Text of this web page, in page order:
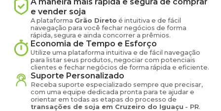
e vender soja
A plataforma Grão Direto é intuitiva e de fácil
navegação para você fechar negócios de forma
rápida, segura e ainda concorrer a prêmios.
Economia de Tempo e Esforço
Utilize uma plataforma intuitiva e de fácil navegação
para listar seus produtos, negociar com potenciais
clientes e fechar negócios de forma rápida e eficiente.
Suporte Personalizado
Receba suporte especializado sempre que precisar,
com uma equipe dedicada pronta para te ajudar e
orientar em todas as etapas do processo de
transações de soja em Cruzeiro do Iguaçu - PR.